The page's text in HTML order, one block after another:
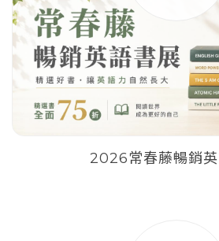
2026常春藤暢銷